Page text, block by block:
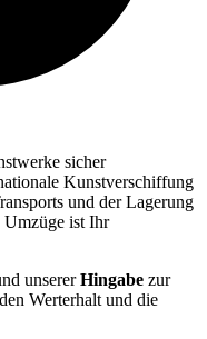
sicher
Kunstverschiffung
und der Lagerung
ist Ihr
unsererHingabe zur
Werterhalt und die